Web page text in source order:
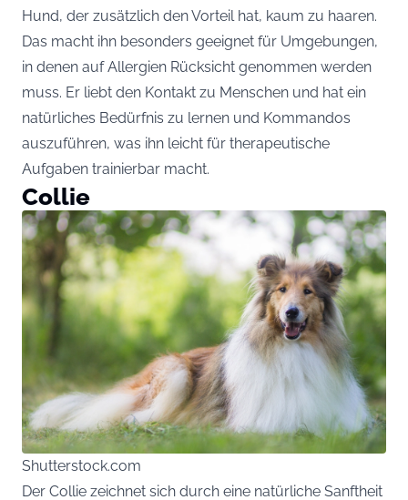
Hund, der zusätzlich den Vorteil hat, kaum zu haaren.
Das macht ihn besonders geeignet für Umgebungen,
in denen auf Allergien Rücksicht genommen werden
muss. Er liebt den Kontakt zu Menschen und hat ein
natürliches Bedürfnis zu lernen und Kommandos
auszuführen, was ihn leicht für therapeutische
Aufgaben trainierbar macht.
Collie
Shutterstock.com
Der Collie zeichnet sich durch eine natürliche Sanftheit